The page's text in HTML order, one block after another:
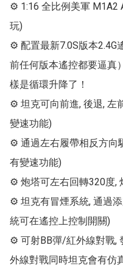
⚙ 1:16 全比例美軍 M1A2
玩)
⚙ 配置最新7.0S版本2.4G
前任何版本遙控都要逼真
樣是循環升降了！
⚙ 坦克可向前進, 後退, 左
變速功能)
⚙ 通過左右履帶相反方向
有變速功能)
⚙ 炮塔可左右回轉320度,
⚙ 坦克有冒煙系統, 通過
統可在遙控上控制開關)
⚙ 可射BB彈/紅外線對戰,
外線對戰同時坦克會有仿